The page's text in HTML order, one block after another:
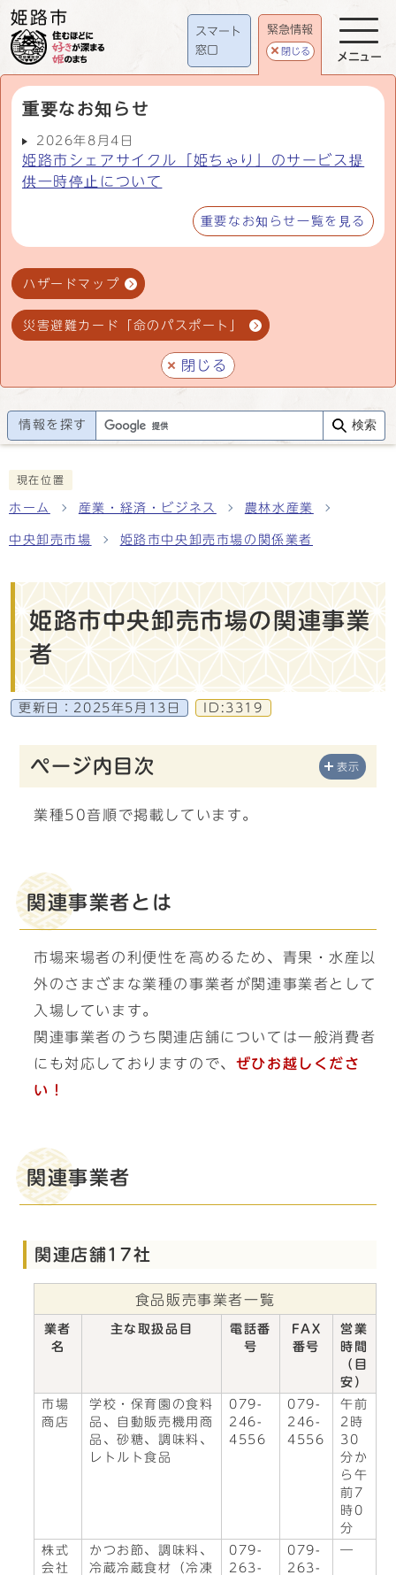
スマート
窓口
緊急情報
閉じる
重要なお知らせ
2026年8月4日
姫路市シェアサイクル「姫ちゃり」のサービス提
供一時停止について
重要なお知らせ一覧を見る
ハザードマップ
災害避難カード「命のパスポート」
閉じる
メニュー
情報を探す 検索
現在位置
ホーム 産業・経済・ビジネス 農林水産業
中央卸売市場 姫路市中央卸売市場の関係業者
姫路市中央卸売市場の関連事業
者
更新日： 2025年5月13日 ID:3319
ページ内目次 表示
業種50音順で掲載しています。
関連事業者とは
市場来場者の利便性を高めるため、青果・水産以
外のさまざまな業種の事業者が関連事業者として
入場しています。
関連事業者のうち関連店舗については一般消費者
にも対応しておりますので、 ぜひお越しくださ
い！
関連事業者
関連店舗17社
食品販売事業者一覧
業者
名
主な取扱品目
電話番
号
FAX
番号
営業
時間
（目
安）
市場
商店
学校・保育園の食料
品、自動販売機用商
品、砂糖、調味料、
レトルト食品
079-
246-
4556
079-
246-
4556
午前
2時
30
分か
ら午
前7
時0
分
株式
会社
かつお節、調味料、
冷蔵冷蔵食材（冷凍
079-
263-
079-
263-
―